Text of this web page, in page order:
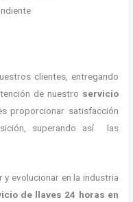
clientes, entregando
de nuestro servicio
proporcionar satisfacción
superando así las
evolucionar en la industria
de llaves 24 horas en